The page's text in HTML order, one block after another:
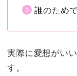
誰のため
実際に愛想がい
す。